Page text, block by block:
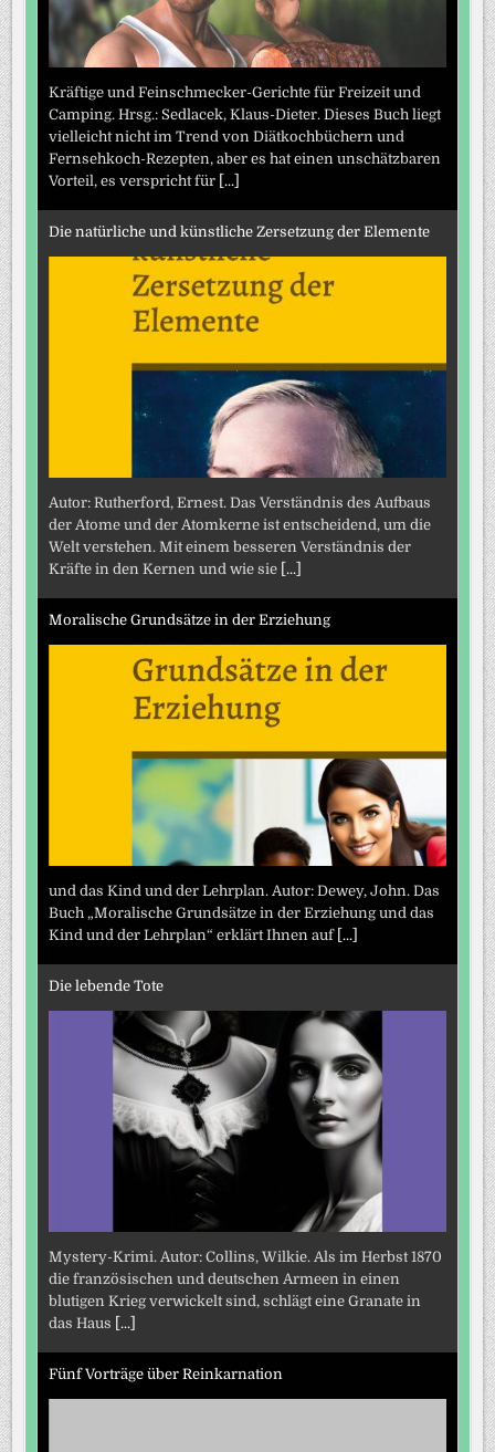
Kräftige und Feinschmecker-Gerichte für Freizeit und
Camping. Hrsg.: Sedlacek, Klaus-Dieter. Dieses Buch liegt
vielleicht nicht im Trend von Diätkochbüchern und
Fernsehkoch-Rezepten, aber es hat einen unschätzbaren
Vorteil, es verspricht für [...]
Die natürliche und künstliche Zersetzung der Elemente
Autor: Rutherford, Ernest. Das Verständnis des Aufbaus
der Atome und der Atomkerne ist entscheidend, um die
Welt verstehen. Mit einem besseren Verständnis der
Kräfte in den Kernen und wie sie [...]
Moralische Grundsätze in der Erziehung
und das Kind und der Lehrplan. Autor: Dewey, John. Das
Buch „Moralische Grundsätze in der Erziehung und das
Kind und der Lehrplan“ erklärt Ihnen auf [...]
Die lebende Tote
Mystery-Krimi. Autor: Collins, Wilkie. Als im Herbst 1870
die französischen und deutschen Armeen in einen
blutigen Krieg verwickelt sind, schlägt eine Granate in
das Haus [...]
Fünf Vorträge über Reinkarnation